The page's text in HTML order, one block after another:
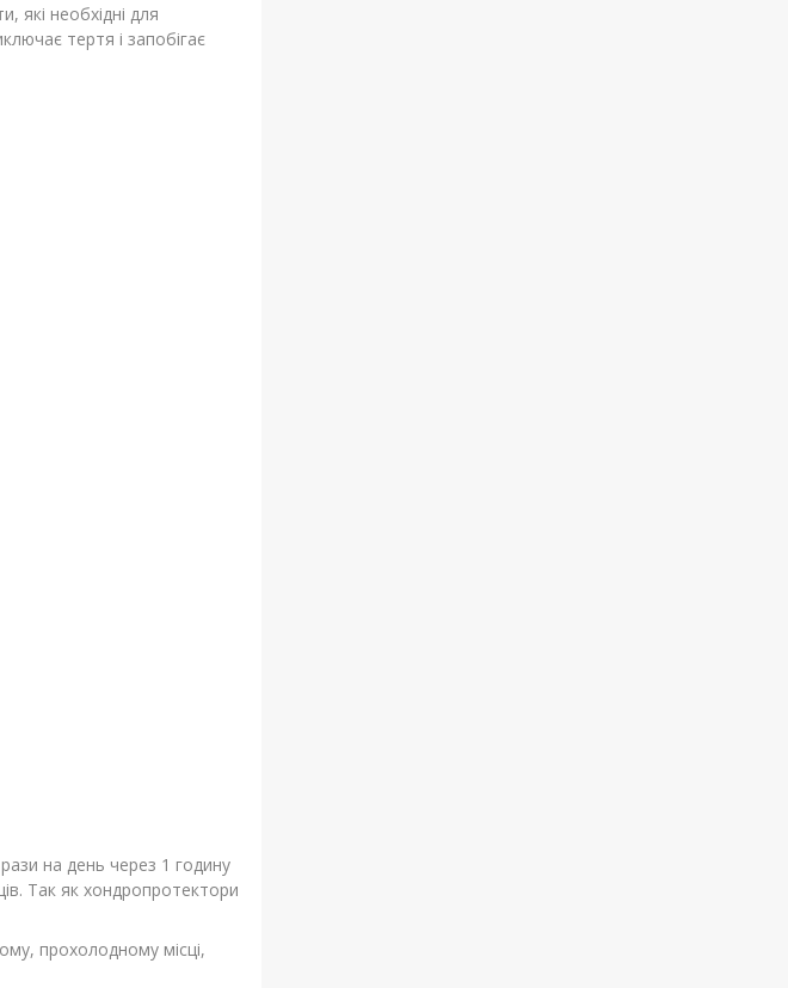
необхідні для
тертя і запобігає
на день через 1 годину
Так як хондропротектори
прохолодному місці,